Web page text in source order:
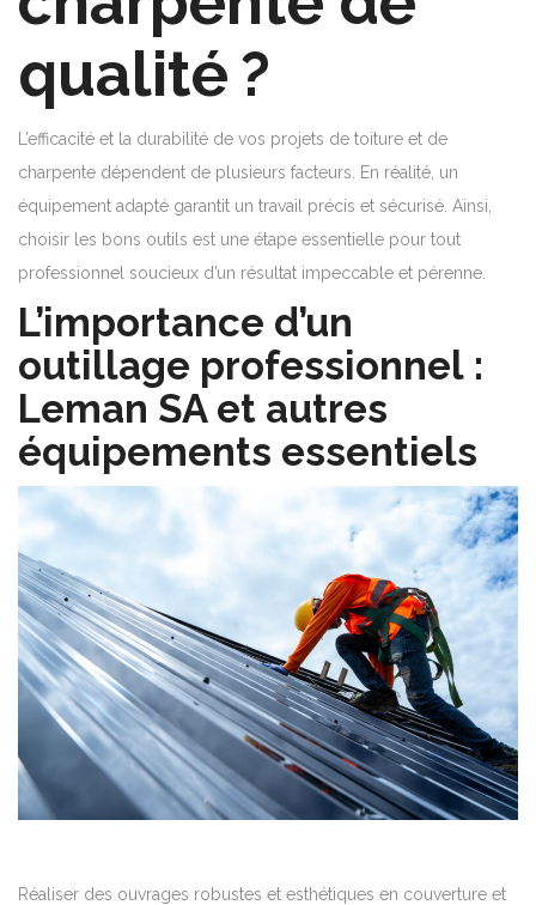
qualité ?
L’efficacité et la durabilité de vos projets de toiture et de
charpente dépendent de plusieurs facteurs. En réalité, un
équipement adapté garantit un travail précis et sécurisé. Ainsi,
choisir les bons outils est une étape essentielle pour tout
professionnel soucieux d’un résultat impeccable et pérenne.
L’importance d’un
outillage professionnel :
Leman SA et autres
équipements essentiels
Réaliser des ouvrages robustes et esthétiques en couverture et